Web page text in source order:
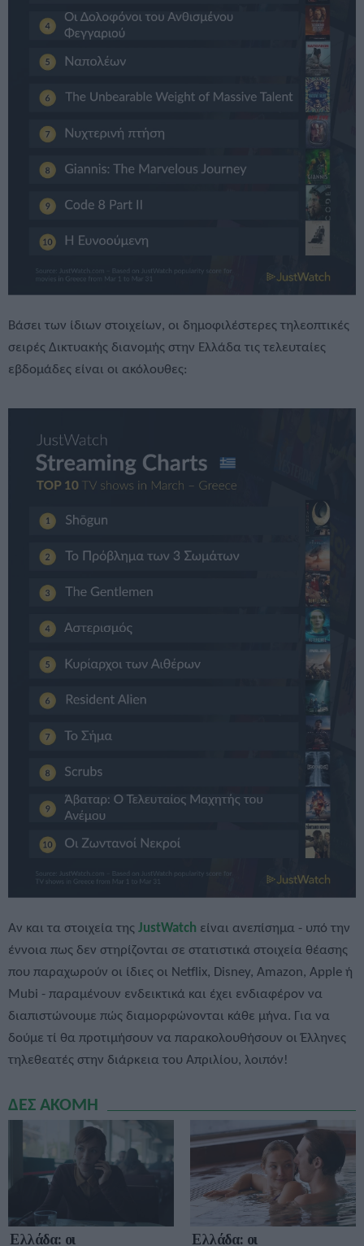
Βάσει των ίδιων στοιχείων, οι δημοφιλέστερες τηλεοπτικές
σειρές Δικτυακής διανομής στην Ελλάδα τις τελευταίες
εβδομάδες είναι οι ακόλουθες:
Αν και τα στοιχεία της JustWatch είναι ανεπίσημα - υπό την
έννοια πως δεν στηρίζονται σε στατιστικά στοιχεία θέασης
που παραχωρούν οι ίδιες οι Netflix, Disney, Amazon, Apple ή
Mubi - παραμένουν ενδεικτικά και έχει ενδιαφέρον να
διαπιστώνουμε πώς διαμορφώνονται κάθε μήνα. Για να
δούμε τί θα προτιμήσουν να παρακολουθήσουν οι Έλληνες
τηλεθεατές στην διάρκεια του Απριλίου, λοιπόν!
ΔΕΣ ΑΚΟΜΗ
Ελλάδα: οι Ελλάδα: οι